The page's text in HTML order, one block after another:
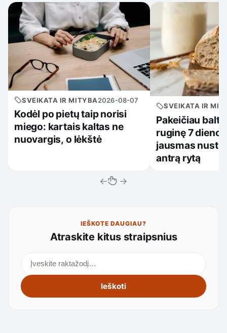
SVEIKATA IR MITYBA2026-08-07
Kodėl po pietų taip norisi
miego: kartais kaltas ne
nuovargis, o lėkštė
SVEIKATA IR
Pakeičiau
ruginę 7
jausmas
antrą rytą
← →
IEŠKOTE DAUGIAU?
Atraskite kitus straipsnius
Ieškoti